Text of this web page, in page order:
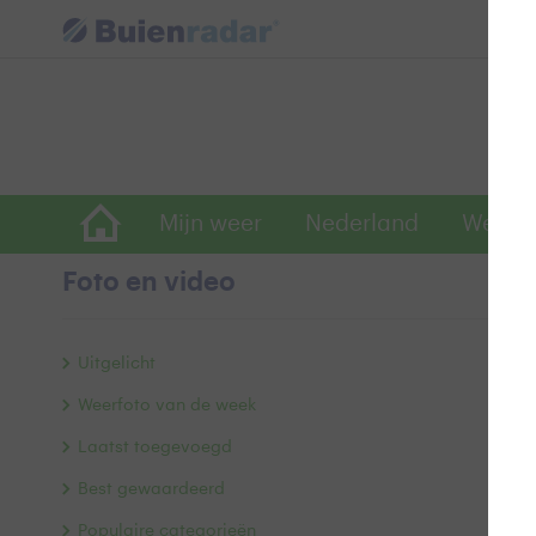
Mijn weer Nederland
Foto en video
Uitgelicht
Weerfoto van de week
Laatst toegevoegd
Best gewaardeerd
Populaire categorieën